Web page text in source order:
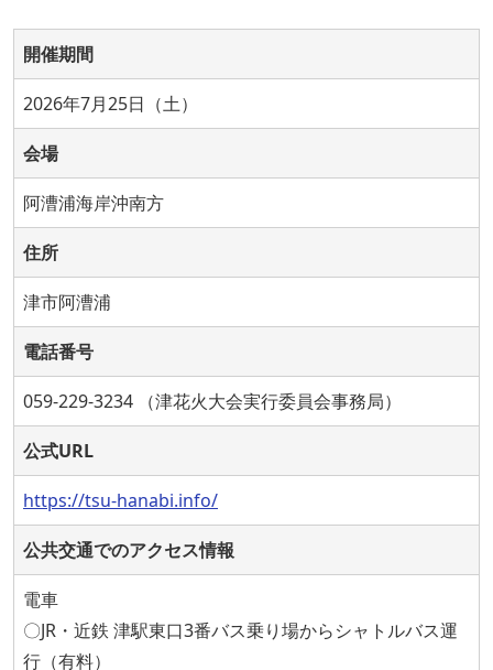
開催期間
2026年7月25日（土）
会場
阿漕浦海岸沖南方
住所
津市阿漕浦
電話番号
059-229-3234 （津花火大会実行委員会事務局）
公式URL
https://tsu-hanabi.info/
公共交通でのアクセス情報
電車
〇JR・近鉄 津駅東口3番バス乗り場からシャトルバス運
行（有料）